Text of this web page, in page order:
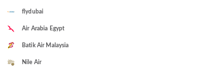
flydubai
Air Arabia Egypt
Batik Air Malaysia
Nile Air